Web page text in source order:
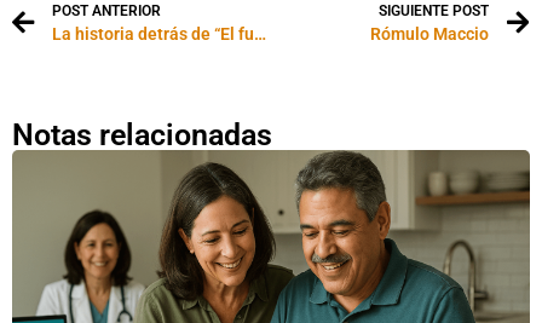
POST ANTERIOR
La historia detrás de “El fugitivo”
SIGUIENTE POST
Rómulo Maccio
Notas relacionadas